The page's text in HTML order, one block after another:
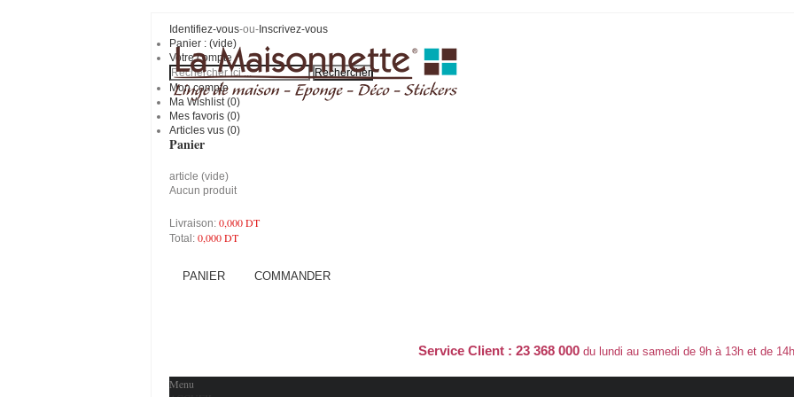
Identifiez-vous-ou- Inscrivez-vous
Panier : (vide)
Votre compte
Mon compte
Ma Wishlist (0)
Mes favoris (0)
Articles vus (0)
Panier
article (vide)
Aucun produit
Livraison: 0,000 DT
Total: 0,000 DT
PANIER COMMANDER
Service Client : 23 368 000du lundi au samedi de 9h à 13h et de
Menu